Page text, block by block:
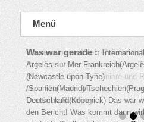
Menü
Was war gerade ::
Argelès-sur-Mer
(Newcastle upon Tyne)
/Spanien(Madrid)/
Deutschland(Köpenick) Das war
den Bericht! Was kommt dann